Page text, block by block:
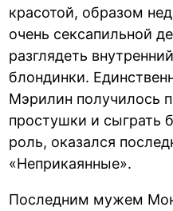
красотой, образом
очень сексапильной
разглядеть
блондинки.
Мэрилин получилось
простушки и сыграть
роль, оказался
«Неприкаянные».
Последним мужем